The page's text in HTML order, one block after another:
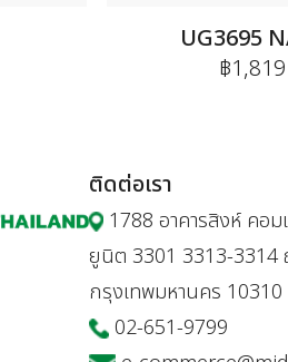
UG3695
฿1,819
ติดต่อเรา
1788 อาคารสิงห์ คอ
ยูนิต 3301 3313-3314
กรุงเทพมหานคร 10310
02-651-9799